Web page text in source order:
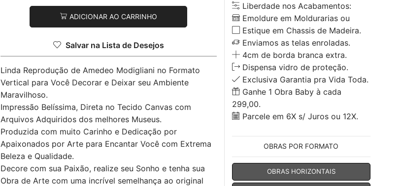
ADICIONAR AO CARRINHO
Salvar na Lista de Desejos
Linda Reprodução de Amedeo Modigliani no Formato
Vertical para Você Decorar e Deixar seu Ambiente
Maravilhoso.
Impressão Belíssima, Direta no Tecido Canvas com
Arquivos Adquiridos dos melhores Museus.
Produzida com muito Carinho e Dedicação por
Apaixonados por Arte para Encantar Você com Extrema
Beleza e Qualidade.
Decore com sua Paixão, realize seu Sonho e tenha sua
Obra de Arte com uma incrível semelhança ao original
Liberdade nos Acabamentos:
Emoldure em Moldurarias ou
Estique em Chassis de Madeira.
Enviamos as telas enroladas.
4cm de borda branca extra.
Dispensa vidro de proteção.
Exclusiva Garantia pra Vida Toda.
Ganhe 1 Obra Baby à cada
299,00.
Parcele em 6X s/ Juros ou 12X.
OBRAS POR FORMATO
OBRAS HORIZONTAIS